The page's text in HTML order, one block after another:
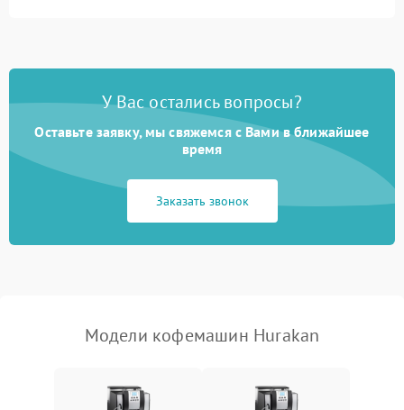
Постоянные сбои в работе 1500 ₽ Подробнее →
У Вас остались вопросы?
Оставьте заявку, мы свяжемся с Вами в ближайшее
время
Заказать звонок
Модели кофемашин Hurakan